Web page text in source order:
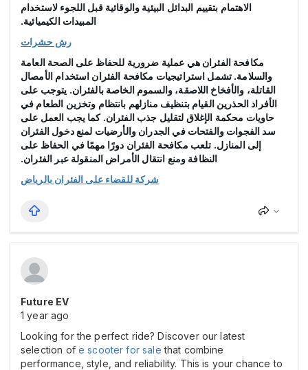
الاهتمام بتقييم البدائل البيئية والوقائية قبل اللجوء لاستخدام
المبيدات الكيميائية.
رش حشرات
مكافحة الفئران هي عملية ضرورية للحفاظ على الصحة العامة
والسلامة. تشمل استراتيجيات مكافحة الفئران استخدام الأمصال
القاتلة، والأفخاخ اللاصقة، والسموم الخاصة بالفئران. يتوجب على
الأفراد الحذرين القيام بتنظيف منازلهم بانتظام وتخزين الطعام في
حاويات محكمة الإغلاق لتقليل جذب الفئران. كما يجب العمل على
سد الفجوات والفتحات في الجدران والأرضيات لمنع دخول الفئران
إلى المنازل. تلعب مكافحة الفئران دورًا مهمًا في الحفاظ على
النظافة ومنع انتقال الأمراض المنقولة عبر الفئران.
شركة للقضاء على الفئران بالرياض
Future EV
1 year ago
Looking for the perfect ride? Discover our latest
selection of e scooter for sale that combine
performance, style, and reliability. This is your chance to